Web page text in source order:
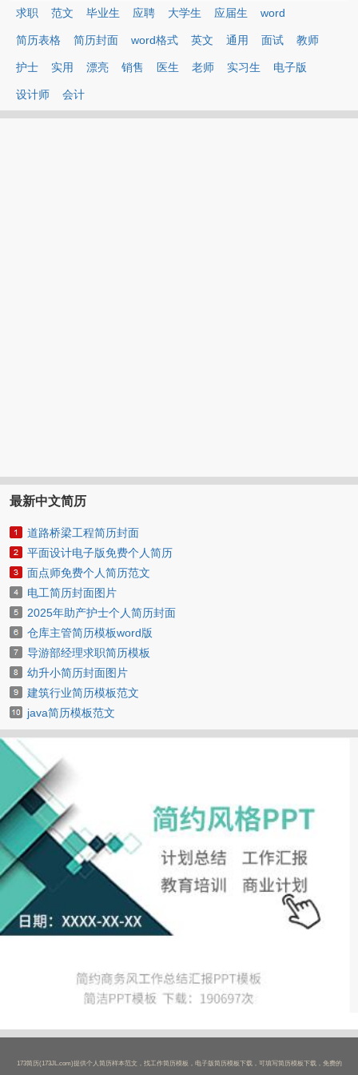
求职 范文 毕业生 应聘 大学生 应届生 word
简历表格 简历封面 word格式 英文 通用 面试 教师
护士 实用 漂亮 销售 医生 老师 实习生 电子版
设计师 会计
最新中文简历
道路桥梁工程简历封面
平面设计电子版免费个人简历
面点师免费个人简历范文
电工简历封面图片
2025年助产护士个人简历封面
仓库主管简历模板word版
导游部经理求职简历模板
幼升小简历封面图片
建筑行业简历模板范文
java简历模板范文
173简历(173JL.com)提供个人简历样本范文，找工作简历模板，电子版简历模板下载，可填写简历模板下载，免费的